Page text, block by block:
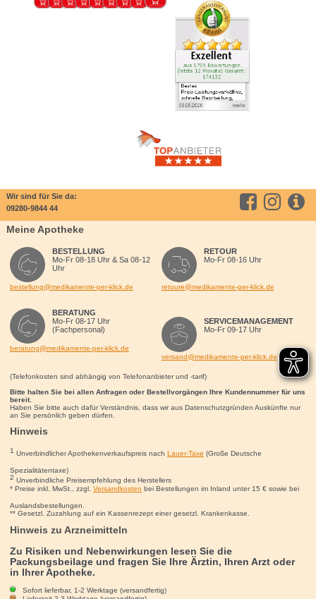
Wir sind für Sie da:
09280-9844 44
Meine Apotheke
BESTELLUNG
Mo-Fr 08-18 Uhr & Sa 08-12
Uhr
bestellung@medikamente-per-klick.de
BERATUNG
Mo-Fr 08-17 Uhr
(Fachpersonal)
beratung@medikamente-per-klick.de
RETOUR
Mo-Fr 08-16 Uhr
retoure@medikamente-per-klick.de
SERVICEMANAGEMENT
Mo-Fr 09-17 Uhr
versand@medikamente-per-klick.de
(Telefonkosten sind abhängig von Telefonanbieter und -tarif)
Bitte halten Sie bei allen Anfragen oder Bestellvorgängen Ihre Kundennummer für uns
bereit.
Haben Sie bitte auch dafür Verständnis, dass wir aus Datenschutzgründen Auskünfte nur
an Sie persönlich geben dürfen.
Hinweis
1 Unverbindlicher Apothekenverkaufspreis nach Lauer-Taxe (Große Deutsche
Spezialitätentaxe)
2 Unverbindliche Preisempfehlung des Herstellers
* Preise inkl. MwSt., zzgl. Versandkosten bei Bestellungen im Inland unter 15 €sowie bei
Auslandsbestellungen.
** Gesetzl. Zuzahlung auf ein Kassenrezept einer gesetzl. Krankenkasse.
Hinweis zu Arzneimitteln
Zu Risiken und Nebenwirkungen lesen Sie die
Packungsbeilage und fragen Sie Ihre Ärztin, Ihren Arzt oder
in Ihrer Apotheke.
Sofort lieferbar, 1-2 Werktage (versandfertig)